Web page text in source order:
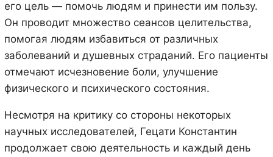
его цель — помочь людям и принести им пользу.
Он проводит множество сеансов целительства,
помогая людям избавиться от различных
заболеваний и душевных страданий. Его пациенты
отмечают исчезновение боли, улучшение
физического и психического состояния.
Несмотря на критику со стороны некоторых
научных исследователей, Гецати Константин
продолжает свою деятельность и каждый день